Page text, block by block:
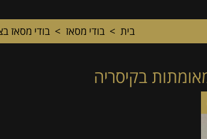
בית > בודי מסאז > בודי מסאז